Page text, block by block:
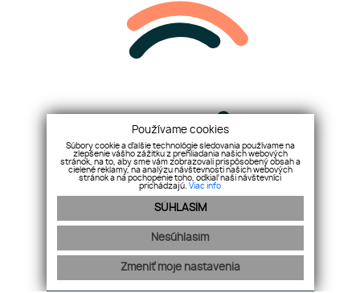
2-izbový byt, prízemie, 52 m2, Orgovánová ulica, Terasa, Košice
Používame cookies
Súbory cookie a ďalšie technológie sledovania používame na
zlepšenie vášho zážitku z prehliadania našich webových
stránok, na to, aby sme vám zobrazovali prispôsobený obsah a
cielené reklamy, na analýzu návštevnosti našich webových
stránok a na pochopenie toho, odkiaľ naši návštevníci
prichádzajú. Viac info
SÚHLASÍM
Nesúhlasím
Zmeniť moje nastavenia